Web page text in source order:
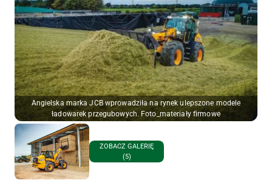
Angielska marka JCB wprowadziła na rynek ulepszone modele
ładowarek przegubowych. Foto_materiały firmowe
ZOBACZ GALERIĘ
(5)